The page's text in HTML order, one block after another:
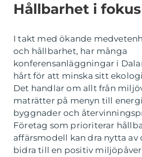
Hållbarhet i fokus
I takt med ökande
och hållbarhet, har många
konferensanläggningar i
hårt för att minska sitt
Det handlar om allt från
maträtter på menyn till
byggnader och
Företag som prioriterar
affärsmodell kan dra nytta av
bidra till en positiv